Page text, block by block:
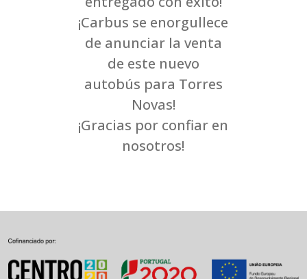
¡Carbus se enorgullece
de anunciar la venta
de este nuevo
autobús para Torres
Novas!
¡Gracias por confiar en
nosotros!